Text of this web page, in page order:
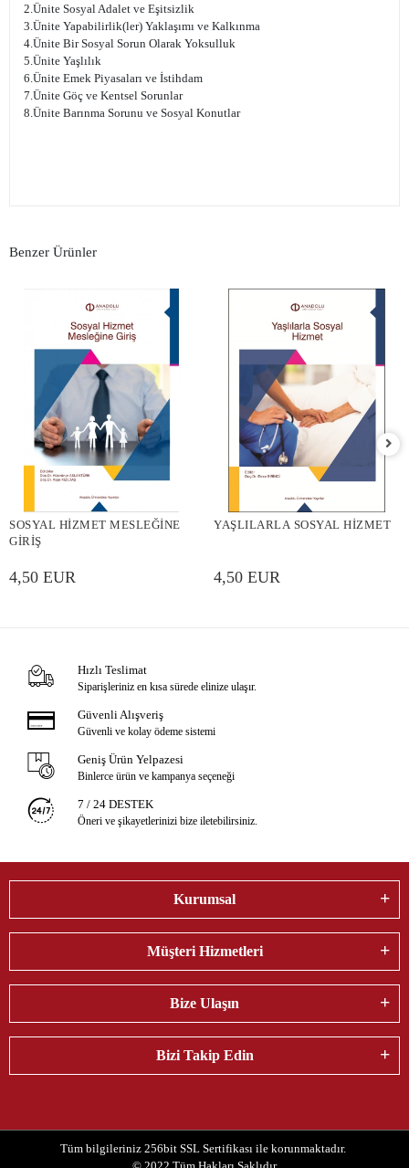
2.Ünite Sosyal Adalet ve Eşitsizlik
3.Ünite Yapabilirlik(ler) Yaklaşımı ve Kalkınma
4.Ünite Bir Sosyal Sorun Olarak Yoksulluk
5.Ünite Yaşlılık
6.Ünite Emek Piyasaları ve İstihdam
7.Ünite Göç ve Kentsel Sorunlar
8.Ünite Barınma Sorunu ve Sosyal Konutlar
Benzer Ürünler
SOSYAL HİZMET MESLEĞİNE
GİRİŞ
4,50 EUR
YAŞLILARLA SOSYAL HİZMET
4,50 EUR
Hızlı Teslimat
Siparişleriniz en kısa sürede elinize ulaşır.
Güvenli Alışveriş
Güvenli ve kolay ödeme sistemi
Geniş Ürün Yelpazesi
Binlerce ürün ve kampanya seçeneği
7 / 24 DESTEK
Öneri ve şikayetlerinizi bize iletebilirsiniz.
Kurumsal
Müşteri Hizmetleri
Bize Ulaşın
Bizi Takip Edin
Tüm bilgileriniz 256bit SSL Sertifikası ile korunmaktadır.